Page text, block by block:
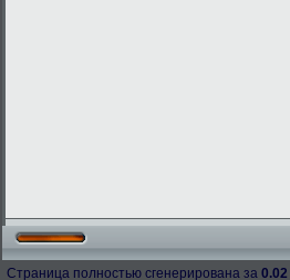
Страница полностью сгенерирована за 0.02